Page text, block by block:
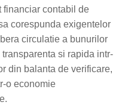
financiar contabil de
corespunda exigentelor
circulatie a bunurilor
si rapida intr-
din balanta de verificare,
o economie